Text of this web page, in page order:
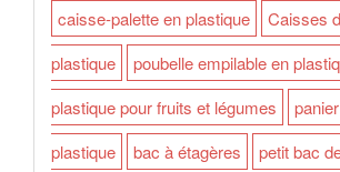
caisse-palette en plastique
Caisses
plastique
poubelle empilable en
plastique pour fruits et légumes
plastique
bac à étagères
petit bac